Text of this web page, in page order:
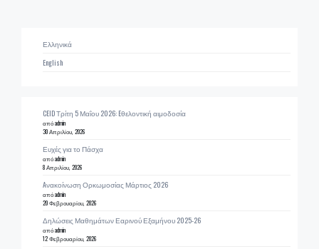
Ελληνικά
English
CEID Τρίτη 5 Μαΐου 2026: Eθελοντική αιμοδοσία
από admin
30 Απριλίου, 2026
Ευχές για το Πάσχα
από admin
8 Απριλίου, 2026
Aνακοίνωση Ορκωμοσίας Μάρτιος 2026
από admin
20 Φεβρουαρίου, 2026
Δηλώσεις Μαθημάτων Εαρινού Εξαμήνου 2025-26
από admin
12 Φεβρουαρίου, 2026